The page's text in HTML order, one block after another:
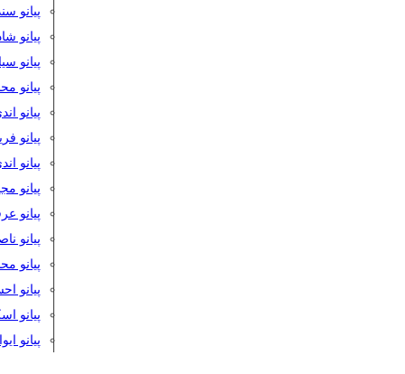
پیانو
پیانو
پیانو
پیانو
پیانو
پیانو
پیانو
پیانو
پیانو
پیانو
پیانو
پیانو
پیانو
پیانو